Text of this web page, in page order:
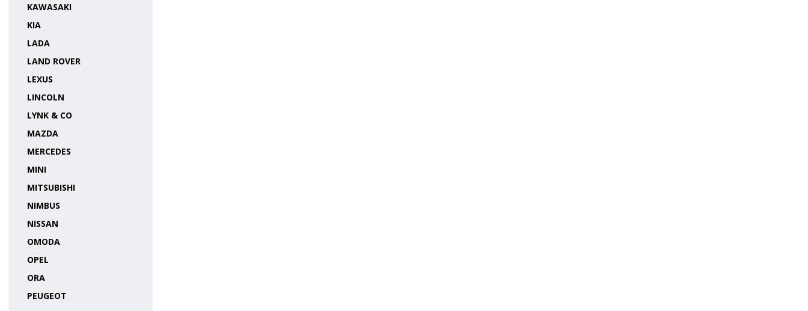
KAWASAKI
KIA
LADA
LAND ROVER
LEXUS
LINCOLN
LYNK & CO
MAZDA
MERCEDES
MINI
MITSUBISHI
NIMBUS
NISSAN
OMODA
OPEL
ORA
PEUGEOT